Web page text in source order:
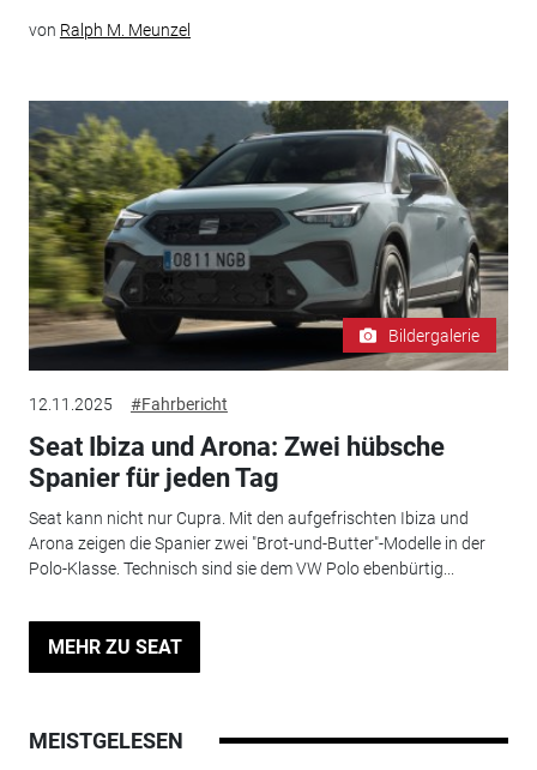
von Ralph M. Meunzel
Bildergalerie
12.11.2025 #Fahrbericht
Seat Ibiza und Arona: Zwei hübsche
Spanier für jeden Tag
Seat kann nicht nur Cupra. Mit den aufgefrischten Ibiza und
Arona zeigen die Spanier zwei "Brot-und-Butter"-Modelle in der
Polo-Klasse. Technisch sind sie dem VW Polo ebenbürtig...
MEHR ZU SEAT
MEISTGELESEN